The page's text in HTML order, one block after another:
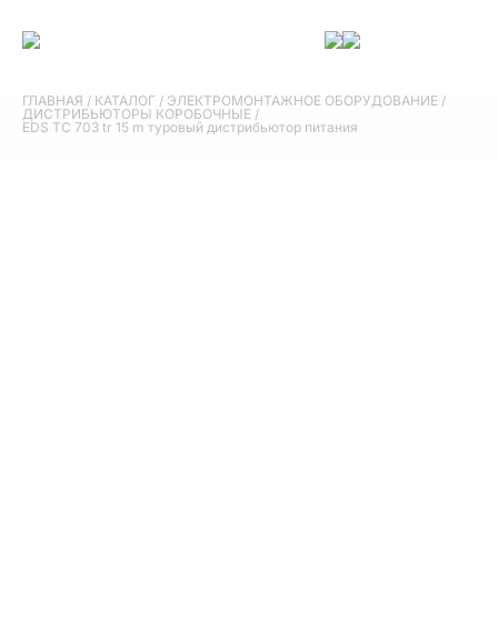
ГЛАВНАЯ / КАТАЛОГ / ЭЛЕКТРОМОНТАЖНОЕ ОБОРУДОВАНИЕ /
ДИСТРИБЬЮТОРЫ КОРОБОЧНЫЕ /
EDS TC 703 tr 15 m туровый дистрибьютор питания